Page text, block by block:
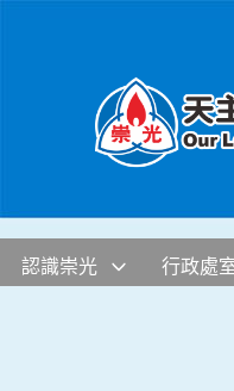
認識崇光 行政處